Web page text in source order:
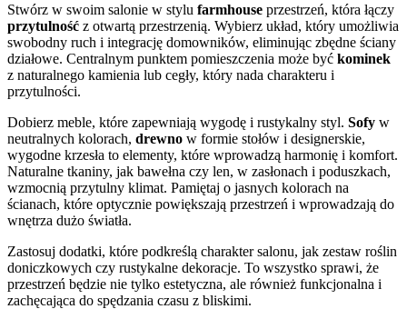
Stwórz w swoim salonie w stylu farmhouse przestrzeń, która łączy
przytulność z otwartą przestrzenią. Wybierz układ, który umożliwia
swobodny ruch i integrację domowników, eliminując zbędne ściany
działowe. Centralnym punktem pomieszczenia może być kominek
z naturalnego kamienia lub cegły, który nada charakteru i
przytulności.
Dobierz meble, które zapewniają wygodę i rustykalny styl. Sofy w
neutralnych kolorach, drewno w formie stołów i designerskie,
wygodne krzesła to elementy, które wprowadzą harmonię i komfort.
Naturalne tkaniny, jak bawełna czy len, w zasłonach i poduszkach,
wzmocnią przytulny klimat. Pamiętaj o jasnych kolorach na
ścianach, które optycznie powiększają przestrzeń i wprowadzają do
wnętrza dużo światła.
Zastosuj dodatki, które podkreślą charakter salonu, jak zestaw roślin
doniczkowych czy rustykalne dekoracje. To wszystko sprawi, że
przestrzeń będzie nie tylko estetyczna, ale również funkcjonalna i
zachęcająca do spędzania czasu z bliskimi.